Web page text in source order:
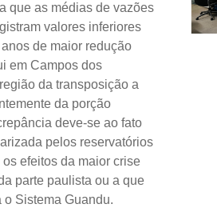
que as médias de vazões
valores inferiores
de maior redução
em Campos dos
da transposição a
da porção
deve-se ao fato
pelos reservatórios
efeitos da maior crise
parte paulista ou a que
Sistema Guandu.